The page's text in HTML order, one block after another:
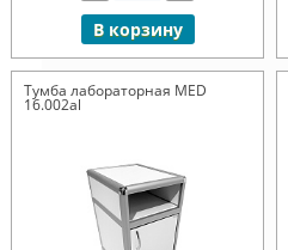
В корзину
Тумба лабораторная MED
16.002al